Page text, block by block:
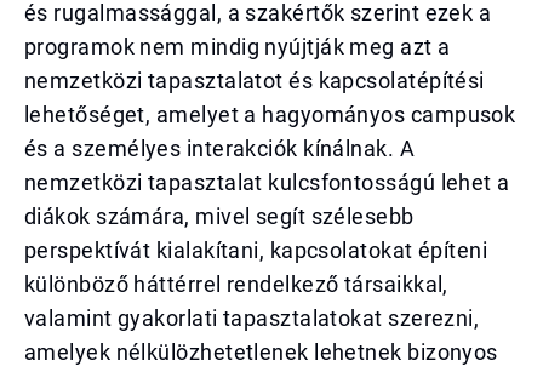
és rugalmassággal, a szakértők szerint ezek a
programok nem mindig nyújtják meg azt a
nemzetközi tapasztalatot és kapcsolatépítési
lehetőséget, amelyet a hagyományos campusok
és a személyes interakciók kínálnak. A
nemzetközi tapasztalat kulcsfontosságú lehet a
diákok számára, mivel segít szélesebb
perspektívát kialakítani, kapcsolatokat építeni
különböző háttérrel rendelkező társaikkal,
valamint gyakorlati tapasztalatokat szerezni,
amelyek nélkülözhetetlenek lehetnek bizonyos